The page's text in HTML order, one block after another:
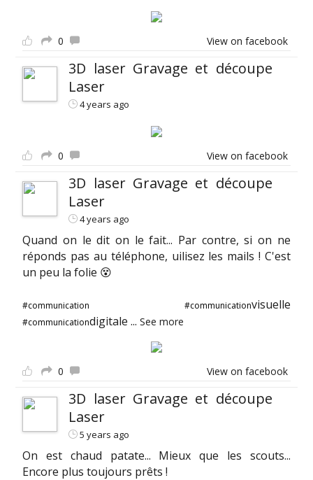
0 View on facebook
3D laser Gravage et découpe
Laser
4 years ago
0 View on facebook
3D laser Gravage et découpe
Laser
4 years ago
Quand on le dit on le fait... Par contre, si on ne
réponds pas au téléphone, uilisez les mails ! C'est
un peu la folie 😵
#communication #communicationvisuelle
#communicationdigitale...See more
0 View on facebook
3D laser Gravage et découpe
Laser
5 years ago
On est chaud patate... Mieux que les scouts...
Encore plus toujours prêts !